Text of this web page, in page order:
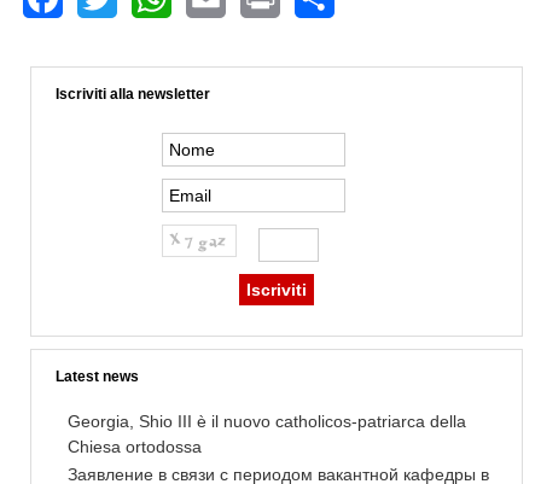
Iscriviti alla newsletter
Latest news
Georgia, Shio III è il nuovo catholicos-patriarca della
Chiesa ortodossa
Заявление в связи с периодом вакантной кафедры в